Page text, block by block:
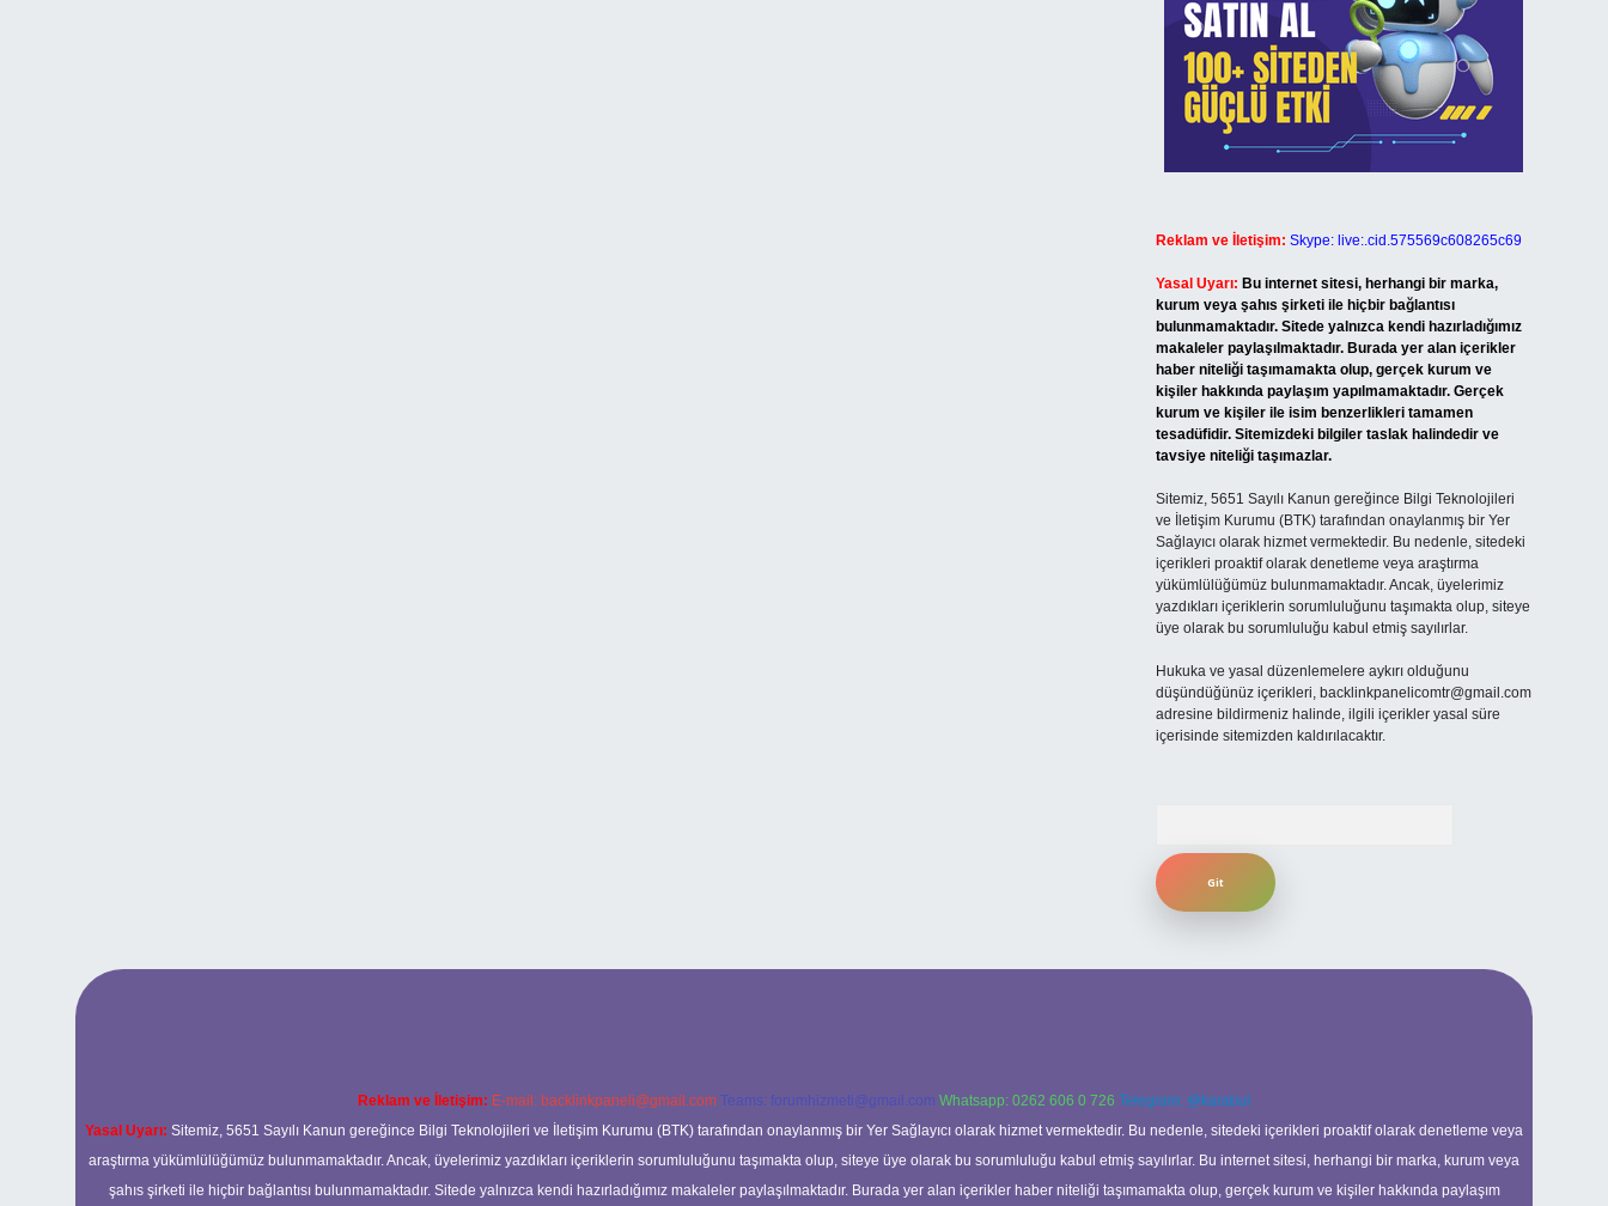
Reklam ve İletişim: Skype: live:.cid.575569c608265c69
Yasal Uyarı: Bu internet sitesi, herhangi bir marka,
kurum veya şahıs şirketi ile hiçbir bağlantısı
bulunmamaktadır. Sitede yalnızca kendi hazırladığımız
makaleler paylaşılmaktadır. Burada yer alan içerikler
haber niteliği taşımamakta olup, gerçek kurum ve
kişiler hakkında paylaşım yapılmamaktadır. Gerçek
kurum ve kişiler ile isim benzerlikleri tamamen
tesadüfidir. Sitemizdeki bilgiler taslak halindedir ve
tavsiye niteliği taşımazlar.
Sitemiz, 5651 Sayılı Kanun gereğince Bilgi Teknolojileri
ve İletişim Kurumu (BTK) tarafından onaylanmış bir Yer
Sağlayıcı olarak hizmet vermektedir. Bu nedenle, sitedeki
içerikleri proaktif olarak denetleme veya araştırma
yükümlülüğümüz bulunmamaktadır. Ancak, üyelerimiz
yazdıkları içeriklerin sorumluluğunu taşımakta olup, siteye
üye olarak bu sorumluluğu kabul etmiş sayılırlar.
Hukuka ve yasal düzenlemelere aykırı olduğunu
düşündüğünüz içerikleri, backlinkpanelicomtr@gmail.com
adresine bildirmeniz halinde, ilgili içerikler yasal süre
içerisinde sitemizden kaldırılacaktır.
Reklam ve İletişim: E-mail: backlinkpaneli@gmail.com Teams: forumhizmeti@gmail.com Whatsapp: 0262 606 0 726 Telegram: @karabul
Yasal Uyarı: Sitemiz, 5651 Sayılı Kanun gereğince Bilgi Teknolojileri ve İletişim Kurumu (BTK) tarafından onaylanmış bir Yer Sağlayıcı olarak hizmet vermektedir. Bu nedenle, sitedeki içerikleri proaktif olarak denetleme veya
araştırma yükümlülüğümüz bulunmamaktadır. Ancak, üyelerimiz yazdıkları içeriklerin sorumluluğunu taşımakta olup, siteye üye olarak bu sorumluluğu kabul etmiş sayılırlar. Bu internet sitesi, herhangi bir marka, kurum veya
şahıs şirketi ile hiçbir bağlantısı bulunmamaktadır. Sitede yalnızca kendi hazırladığımız makaleler paylaşılmaktadır. Burada yer alan içerikler haber niteliği taşımamakta olup, gerçek kurum ve kişiler hakkında paylaşım